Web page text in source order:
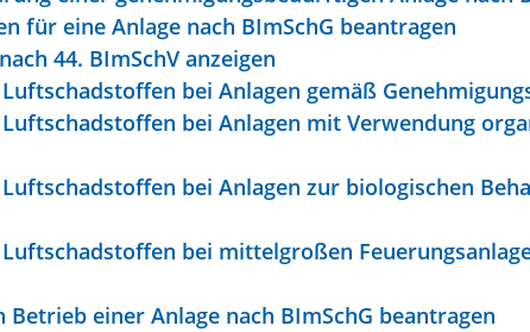
für eine Anlage nach BImSchG beantragen
44. BImSchV anzeigen
bei Anlagen gemäß
bei Anlagen mit Verwendung
bei Anlagen zur biologischen
bei mittelgroßen
einer Anlage nach BImSchG beantragen